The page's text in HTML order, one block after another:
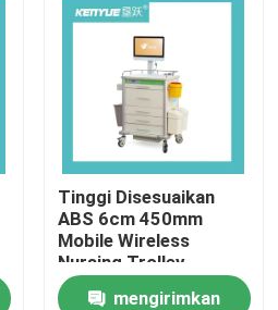
Tinggi Disesuaikan
ABS 6cm 450mm
Mobile Wireless
Nursing Trolley
mengirimkan